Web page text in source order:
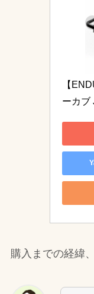
【
ーカブ
購入までの経緯